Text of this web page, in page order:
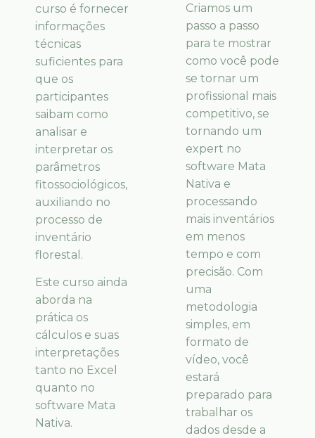
curso é fornecer
informações
técnicas
suficientes para
que os
participantes
saibam como
analisar e
interpretar os
parâmetros
fitossociológicos,
auxiliando no
processo de
inventário
florestal.
Este curso ainda
aborda na
prática os
cálculos e suas
interpretações
tanto no Excel
quanto no
software Mata
Nativa.
Criamos um
passo a passo
para te mostrar
como você pode
se tornar um
profissional mais
competitivo, se
tornando um
expert no
software Mata
Nativa e
processando
mais inventários
em menos
tempo e com
precisão. Com
uma
metodologia
simples, em
formato de
vídeo, você
estará
preparado para
trabalhar os
dados desde a